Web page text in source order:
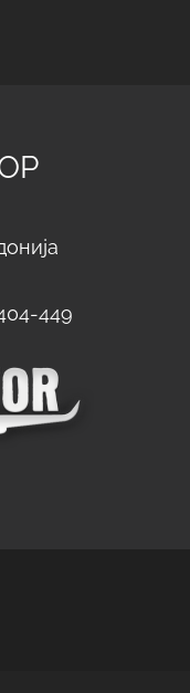
449